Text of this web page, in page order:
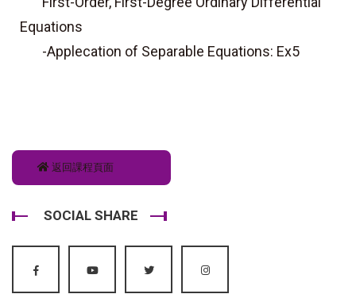
Equations
-Applecation of Separable Equations: Ex5
返回課程頁面
SOCIAL SHARE